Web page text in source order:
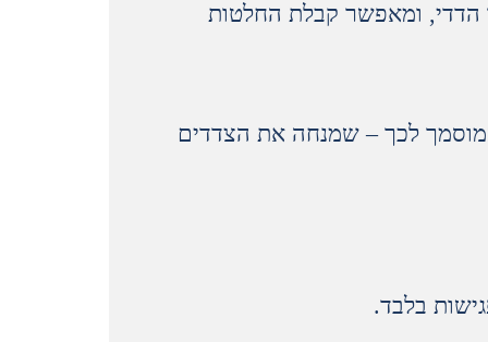
הדדי, ומאפשר קבלת החלטות
המוסמך לכך – שמנחה את הצדדים
בלבד.